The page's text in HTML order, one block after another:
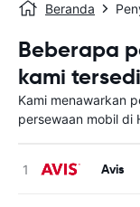
Beranda
Beberapa
kami
Kami menawarkan
persewaan mobil di
Avis